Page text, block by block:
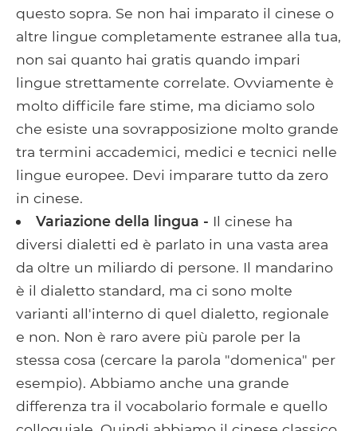
questo sopra. Se non hai imparato il cinese o
altre lingue completamente estranee alla tua,
non sai quanto hai gratis quando impari
lingue strettamente correlate. Ovviamente è
molto difficile fare stime, ma diciamo solo
che esiste una sovrapposizione molto grande
tra termini accademici, medici e tecnici nelle
lingue europee. Devi imparare tutto da zero
in cinese.
Variazione della lingua - Il cinese ha
diversi dialetti ed è parlato in una vasta area
da oltre un miliardo di persone. Il mandarino
è il dialetto standard, ma ci sono molte
varianti all'interno di quel dialetto, regionale
e non. Non è raro avere più parole per la
stessa cosa (cercare la parola "domenica" per
esempio). Abbiamo anche una grande
differenza tra il vocabolario formale e quello